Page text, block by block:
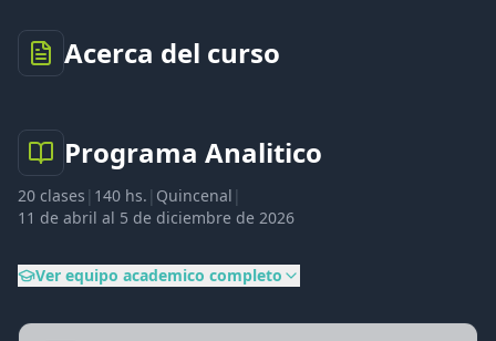
Acerca del curso
Programa Analitico
20 clases | 140 hs. | Quincenal |
11 de abril al 5 de diciembre de 2026
Ver equipo academico completo